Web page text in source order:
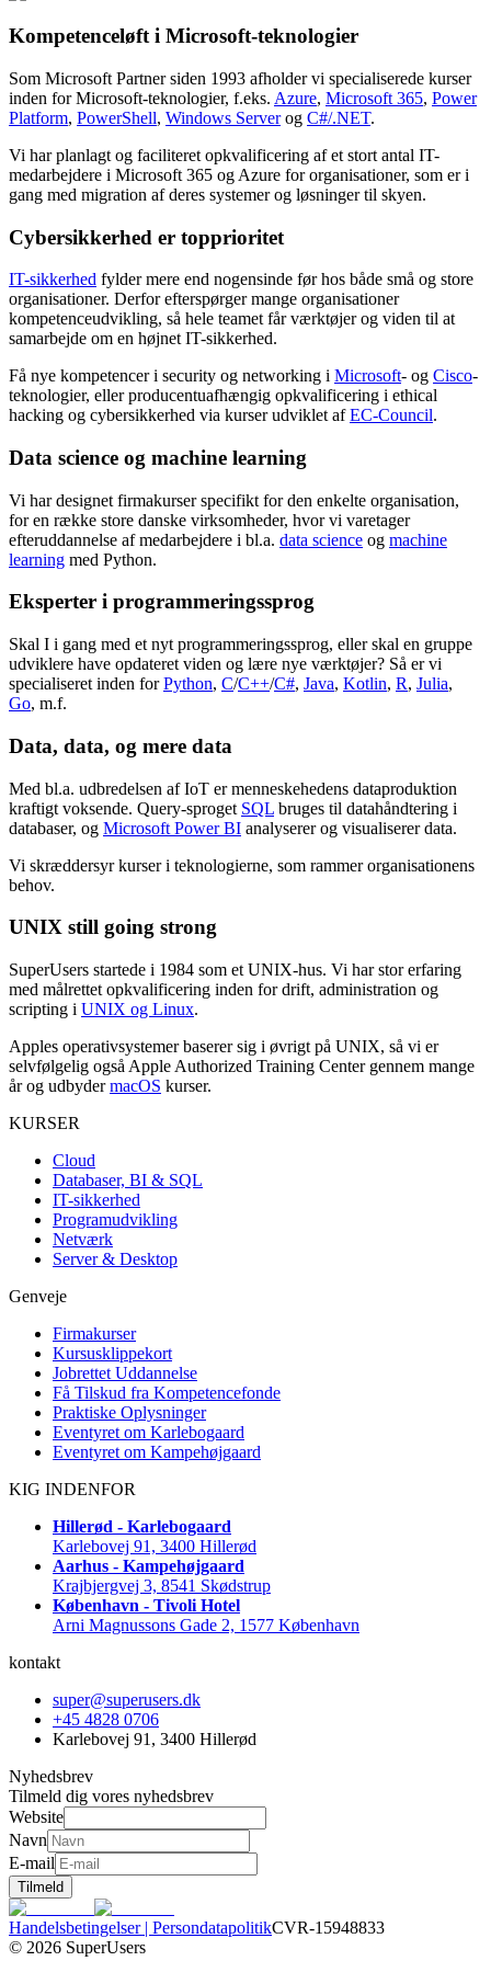
Kompetenceløft i Microsoft-teknologier
Som Microsoft Partner siden 1993 afholder vi specialiserede kurser
inden for Microsoft-teknologier, f.eks. Azure, Microsoft 365, Power
Platform, PowerShell, Windows Serverog C#/.NET.
Vi har planlagt og faciliteret opkvalificering af et stort antal IT-
medarbejdere i Microsoft 365 og Azure for organisationer, som er i
gang med migration af deres systemer og løsninger til skyen.
Cybersikkerhed er topprioritet
IT-sikkerhed fylder mere end nogensinde før hos både små og store
organisationer. Derfor efterspørger mange organisationer
kompetenceudvikling, så hele teamet får værktøjer og viden til at
samarbejde om en højnet IT-sikkerhed.
Få nye kompetencer i security og networking i Microsoft- og Cisco-
teknologier, eller producentuafhængig opkvalificering i ethical
hacking og cybersikkerhed via kurser udviklet afEC-Council.
Data science og machine learning
Vi har designet firmakurser specifikt for den enkelte organisation,
for en række store danske virksomheder, hvor vi varetager
efteruddannelse af medarbejdere i bl.a. data science og machine
learning med Python.
Eksperter i programmeringssprog
Skal I i gang med et nyt programmeringssprog, eller skal en gruppe
udviklere have opdateret viden og lære nye værktøjer? Så er vi
specialiseret inden forPython, C/C++/C#, Java, Kotlin, R, Julia,
Go, m.f.
Data, data, og mere data
Med bl.a. udbredelsen af IoT er menneskehedens dataproduktion
kraftigt voksende. Query-sproget SQL bruges til datahåndtering i
databaser, og Microsoft Power BI analyserer og visualiserer data.
Vi skræddersyr kurser i teknologierne, som rammer organisationens
behov.
UNIX still going strong
SuperUsers startede i 1984 som et UNIX-hus. Vi har stor erfaring
med målrettet opkvalificering inden for drift, administration og
scripting i UNIX og Linux.
Apples operativsystemer baserer sig i øvrigt på UNIX, så vi er
selvfølgelig også Apple Authorized Training Center gennem mange
år og udbydermacOS kurser.
KURSER
Cloud
Databaser, BI & SQL
IT-sikkerhed
Programudvikling
Netværk
Server & Desktop
Genveje
Firmakurser
Kursusklippekort
Jobrettet Uddannelse
Få Tilskud fra Kompetencefonde
Praktiske Oplysninger
Eventyret om Karlebogaard
Eventyret om Kampehøjgaard
KIG INDENFOR
Hillerød - Karlebogaard
Karlebovej 91, 3400 Hillerød
Aarhus - Kampehøjgaard
Krajbjergvej 3, 8541 Skødstrup
København - Tivoli Hotel
Arni Magnussons Gade 2, 1577 København
kontakt
super@superusers.dk
+45 4828 0706
Karlebovej 91, 3400 Hillerød
Nyhedsbrev
Tilmeld dig vores nyhedsbrev
Website
Navn
E-mail
Tilmeld
Handelsbetingelser | PersondatapolitikCVR-15948833
© 2026 SuperUsers